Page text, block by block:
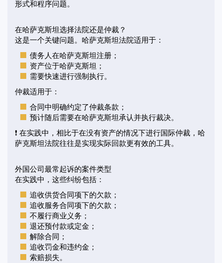
形式和程序问题。
在哈萨克斯坦选择法院还是仲裁？
这是一个关键问题。哈萨克斯坦法院适用于：
债务人在哈萨克斯坦注册；
资产位于哈萨克斯坦；
需要快速进行强制执行。
仲裁适用于：
合同中明确约定了仲裁条款；
预计随后需要在哈萨克斯坦承认并执行裁决。
❗ 在实践中，相比于在没有资产的情况下进行国际仲裁，哈
萨克斯坦法院往往是实现实际回款更有效的工具。
外国公司最常起诉的案件类型
在实践中，这些纠纷包括：
追收供货合同项下的欠款；
追收服务合同项下的欠款；
不履行商业义务；
退还预付款或定金；
解除合同；
追收罚金和违约金；
索赔损失。